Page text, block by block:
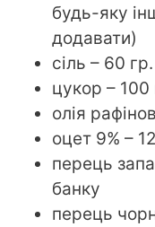
будь-яку
додавати)
сіль – 60 гр.
цукор – 100
олія
оцет 9% –
перець
банку
перець